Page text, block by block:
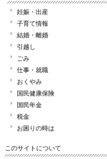
妊娠・出産
子育て情報
結婚・離婚
引越し
ごみ
仕事・就職
おくやみ
国民健康保険
国民年金
税金
お困りの時は
このサイトについて